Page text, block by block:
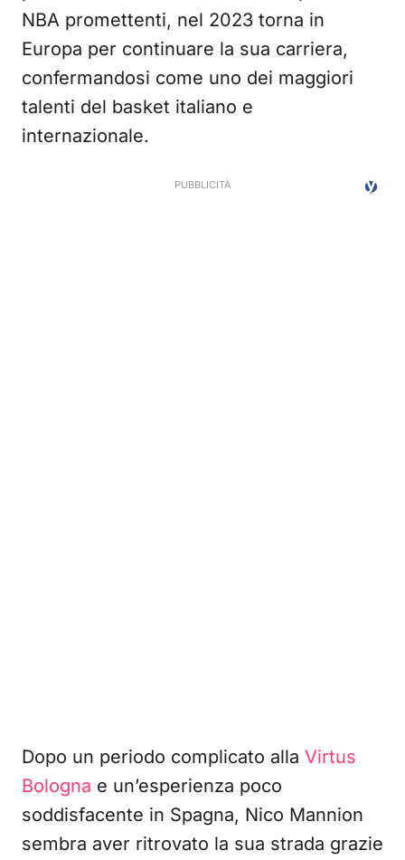
NBA promettenti, nel 2023 torna in
Europa per continuare la sua carriera,
confermandosi come uno dei maggiori
talenti del basket italiano e
internazionale.
Dopo un periodo complicato alla Virtus
Bologna e un’esperienza poco
soddisfacente in Spagna, Nico Mannion
sembra aver ritrovato la sua strada grazie